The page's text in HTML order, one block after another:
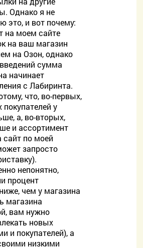
Однако я не
это, и вот почему:
на моем сайте
на ваш магазин
на Озон, однако
сумма
начинает
с Лабиринта.
что, во-первых,
у
а, во-вторых,
и ассортимент
сайт по моей
запросто
непонятно,
процент
чем у магазина
магазина
вам нужно
новых
и покупателей), а
низкими